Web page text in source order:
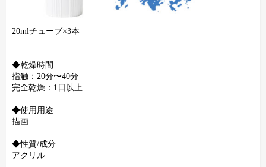
20mlチューブ×3本
◆乾燥時間
指触：20分〜40分
完全乾燥：1日以上
◆使用用途
描画
◆性質/成分
アクリル